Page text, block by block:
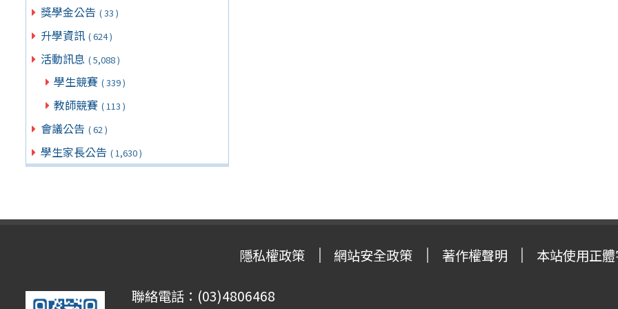
獎學金公告 ( 33 )
升學資訊 ( 624 )
活動訊息 ( 5,088 )
學生競賽 ( 339 )
教師競賽 ( 113 )
會議公告 ( 62 )
學生家長公告 ( 1,630 )
隱私權政策 網站安全政策 著作權聲明 本站使用正
聯絡電話：(03)4806468